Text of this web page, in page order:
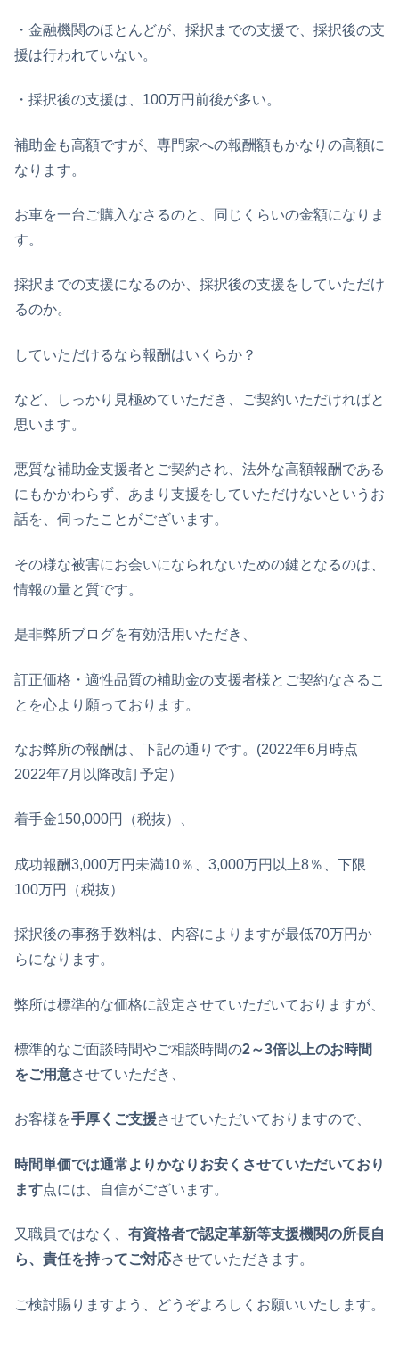
・金融機関のほとんどが、採択までの支援で、採択後の支
援は行われていない。
・採択後の支援は、100万円前後が多い。
補助金も高額ですが、専門家への報酬額もかなりの高額に
なります。
お車を一台ご購入なさるのと、同じくらいの金額になりま
す。
採択までの支援になるのか、採択後の支援をしていただけ
るのか。
していただけるなら報酬はいくらか？
など、しっかり見極めていただき、ご契約いただければと
思います。
悪質な補助金支援者とご契約され、法外な高額報酬である
にもかかわらず、あまり支援をしていただけないというお
話を、伺ったことがございます。
その様な被害にお会いになられないための鍵となるのは、
情報の量と質です。
是非弊所ブログを有効活用いただき、
訂正価格・適性品質の補助金の支援者様とご契約なさるこ
とを心より願っております。
なお弊所の報酬は、下記の通りです。(2022年6月時点
2022年7月以降改訂予定）
着手金150,000円（税抜）、
成功報酬3,000万円未満10％、3,000万円以上8％、下限
100万円（税抜）
採択後の事務手数料は、内容によりますが最低70万円か
らになります。
弊所は標準的な価格に設定させていただいておりますが、
標準的なご面談時間やご相談時間の2～3倍以上のお時間
をご用意させていただき、
お客様を手厚くご支援させていただいておりますので、
時間単価では通常よりかなりお安くさせていただいており
ます点には、自信がございます。
又職員ではなく、 有資格者で認定革新等支援機関の所長自
ら、責任を持ってご対応させていただきます。
ご検討賜りますよう、どうぞよろしくお願いいたします。